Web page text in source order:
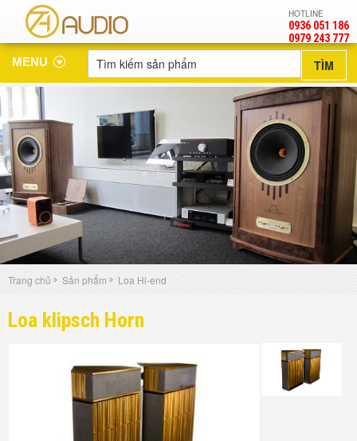
HOTLINE
0936 051 186
‎0979 243 777
MENU
Trang chủ Sản phẩm Loa Hi-end
Loa klipsch Horn